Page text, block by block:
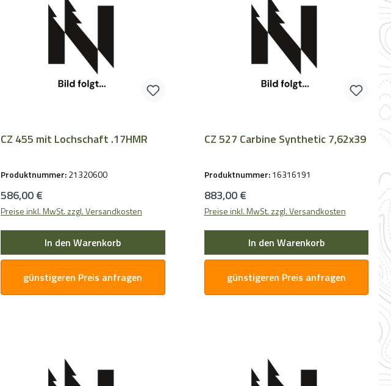
CZ 455 mit Lochschaft .17HMR
Produktnummer:21320600
Regulärer Preis:
586,00 €
Preise inkl. MwSt. zzgl. Versandkosten
In den Warenkorb
günstigeren Preis anfragen
CZ 527 Carbine Synthetic 7,62x39
Produktnummer:16316191
Regulärer Preis:
883,00 €
Preise inkl. MwSt. zzgl. Versandkosten
In den Warenkorb
günstigeren Preis anfragen